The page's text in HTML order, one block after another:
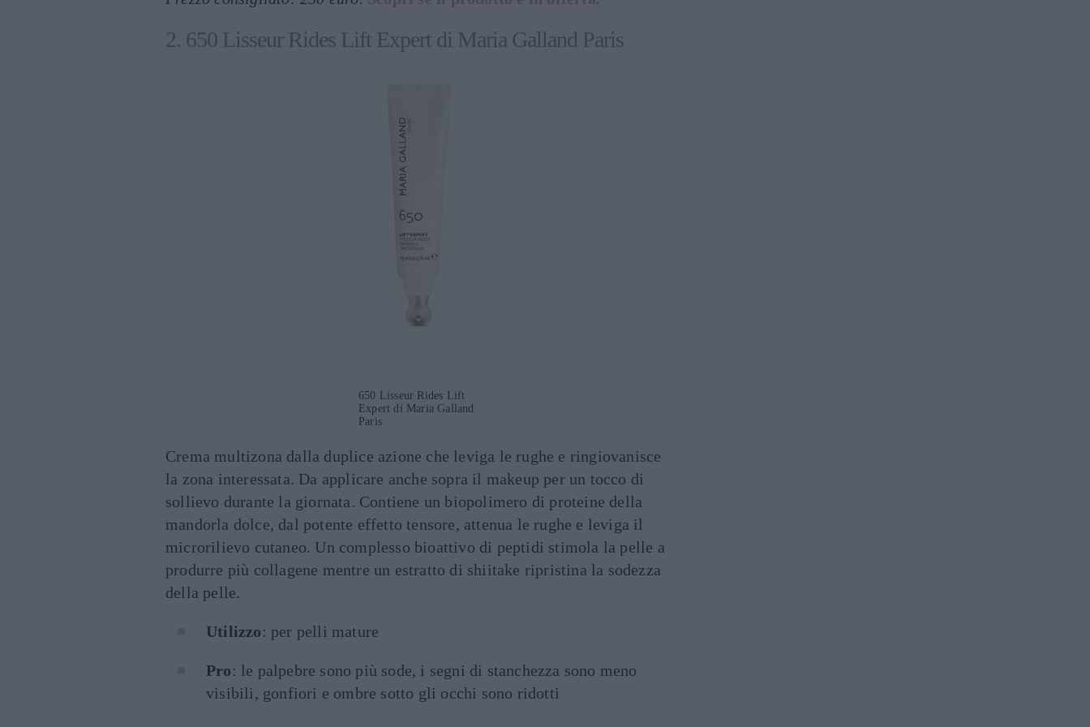
2. 650 Lisseur Rides Lift Expert di Maria Galland Paris
650 Lisseur Rides Lift
Expert di Maria Galland
Paris
Crema multizona dalla duplice azione che leviga le rughe e ringiovanisce
la zona interessata. Da applicare anche sopra il makeup per un tocco di
sollievo durante la giornata. Contiene un biopolimero di proteine della
mandorla dolce, dal potente effetto tensore, attenua le rughe e leviga il
microrilievo cutaneo. Un complesso bioattivo di peptidi stimola la pelle a
produrre più collagene mentre un estratto di shiitake ripristina la sodezza
della pelle.
Utilizzo: per pelli mature
Pro: le palpebre sono più sode, i segni di stanchezza sono meno
visibili, gonfiori e ombre sotto gli occhi sono ridotti